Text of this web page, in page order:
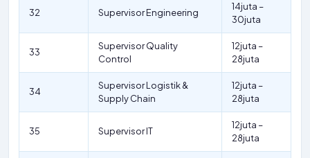
32 Supervisor Engineering
14juta –
30juta
33
Supervisor Quality
Control
12juta –
28juta
34
Supervisor Logistik &
Supply Chain
12juta –
28juta
35 Supervisor IT
12juta –
28juta